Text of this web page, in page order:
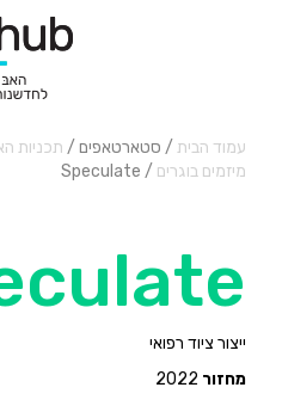
עמוד הבית / סטארטאפים / תכניות
מיזמים בוגרים /
Speculate
ייצור ציוד רפואי
מחזור